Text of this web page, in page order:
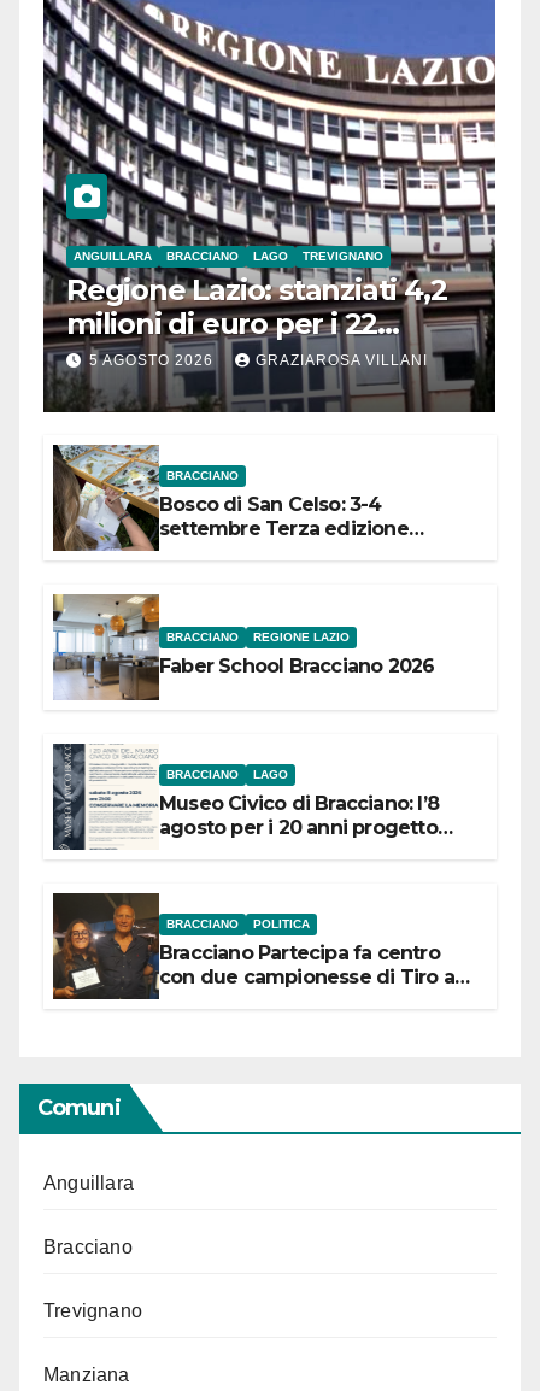
ANGUILLARA BRACCIANO LAGO TREVIGNANO
Regione Lazio: stanziati 4,2
milioni di euro per i 22
Comuni dell’Etruria
Meridionale
5 AGOSTO 2026 GRAZIAROSA VILLANI
BRACCIANO
Bosco di San Celso: 3-4
settembre Terza edizione
BRACCIANO REGIONE LAZIO
Faber School Bracciano 2026
BRACCIANO LAGO
Museo Civico di Bracciano: l’8
agosto per i 20 anni progetto
BRACCIANO POLITICA
Bracciano Partecipa fa centro
con due campionesse di Tiro a
Comuni
Anguillara
Bracciano
Trevignano
Manziana